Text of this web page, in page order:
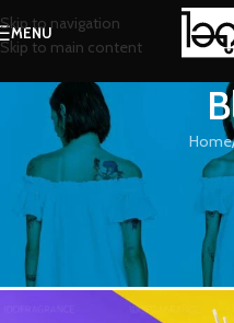
Skip to navigation
Skip to main content
MENU
Home
ส
กลิ่นอะไรเอ่ย
ไ
น้ำหอม